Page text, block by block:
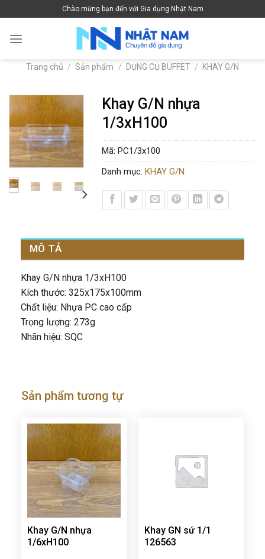
to
content
Chào mừng bạn đến với Gia dụng Nhật Nam
Trang chủ / Sản phẩm / DỤNG CỤ BUFFET / KHAY G/N
Khay G/N nhựa
1/3xH100
Mã: PC1/3x100
Danh mục: KHAY G/N
MÔ TẢ
Khay G/N nhựa 1/3xH100
Kích thước: 325x175x100mm
Chất liệu: Nhựa PC cao cấp
Trọng lượng: 273g
Nhãn hiệu: SQC
Sản phẩm tương tự
Khay G/N nhựa
1/6xH100
Khay GN sứ 1/1
126563